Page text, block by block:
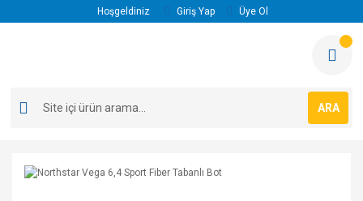
Hoşgeldiniz Giriş Yap Üye Ol
ARA